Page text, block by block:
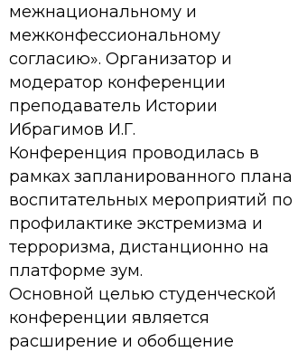
межнациональному и
межконфессиональному
согласию». Организатор и
модератор конференции
преподаватель Истории
Ибрагимов И.Г.
Конференция проводилась в
рамках запланированного плана
воспитательных мероприятий по
профилактике экстремизма и
терроризма, дистанционно на
платформе зум.
Основной целью студенческой
конференции является
расширение и обобщение